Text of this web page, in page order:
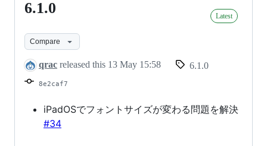
6.1.0
6.1.0 Latest
Compare
qrac released this 13 May 15:58 6.1.0
8e2caf7
iPadOSでフォントサイズが変わる問題を解決
#34